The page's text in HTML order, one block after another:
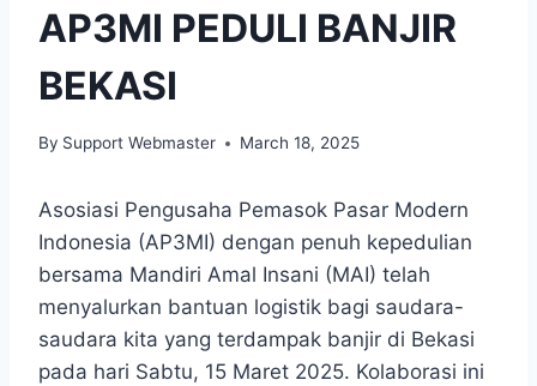
AP3MI PEDULI BANJIR
BEKASI
By Support Webmaster March 18, 2025
Asosiasi Pengusaha Pemasok Pasar Modern
Indonesia (AP3MI) dengan penuh kepedulian
bersama Mandiri Amal Insani (MAI) telah
menyalurkan bantuan logistik bagi saudara-
saudara kita yang terdampak banjir di Bekasi
pada hari Sabtu, 15 Maret 2025. Kolaborasi ini